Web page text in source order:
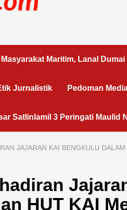
Maritim, Lanal
Jurnalistik Pedoman
Satlinlamil 3 Peringati Maulid
JAJARAN KAI BENGKULU
HUT KAI